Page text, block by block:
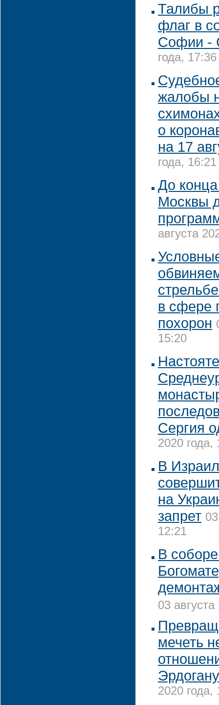
Талибы
флаг в
Софии
года, 17:36
жалобы
о
на 17
года, 16:21
До конца
Москвы
августа
в сфере
похорон
15:20
Сергия
2020 года,
В
на
запрет
12:21
В
03
мечеть
2020 года,